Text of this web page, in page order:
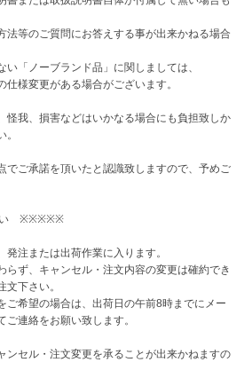
法等のご質問にお答えする事が出来かねる場合
い「ノーブランド品」に関しましては、
様変更がある場合がございます。
怪我、損害などはいかなる場合にも負担致しか
でご承諾を頂いたと認識致しますので、予めご
い　※※※※※
注または出荷作業に入ります。
らず、キャンセル・注文内容の変更は確約でき
下さい。
ご希望の場合は、出荷日の午前8時までにメー
連絡をお願い致します。
ンセル・注文変更を承ることが出来かねますの